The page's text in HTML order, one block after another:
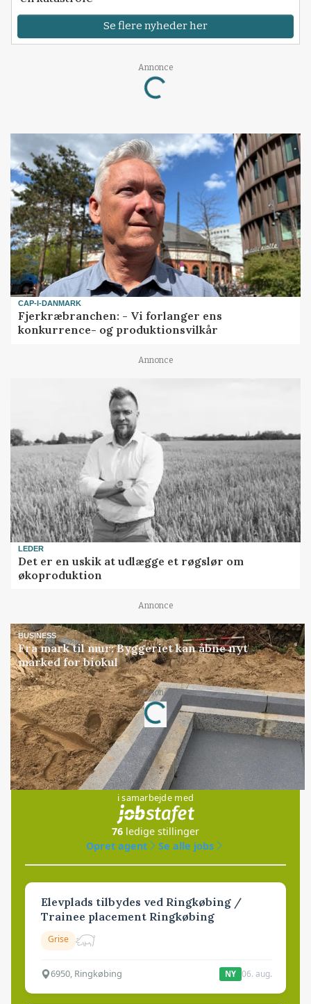
Se flere nyheder her
Annonce
Loading...
CAP-I-DANMARK
Fjerkræbranchen: - Vi forlanger ens
konkurrence- og produktionsvilkår
Annonce
LEDER
Det er en uskik at udlægge et røgslør om
økoproduktion
Annonce
BUSINESS
Fra mark til mur: Byggeriet kan åbne nyt
marked for biokul
Annonce
Loading...
Jobs
i samarbejde med
76 ledige stillinger
Opret agent
Se alle jobs
Elevplads tilbydes ved Ringkøbing /
Trainee placement Ringkøbing
Grise
6950, Ringkøbing NY 06. aug.